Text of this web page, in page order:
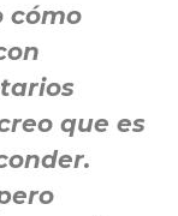
cómo
que es